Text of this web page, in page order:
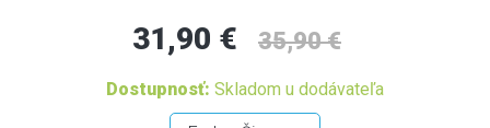
31,90 €
35,90 €
Dostupnosť: Skladom u dodávateľa